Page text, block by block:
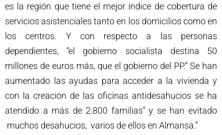
es la región que tiene el mejor índice de cobertura de
servicios asistenciales tanto en los domicilios como en
los centros. Y con respecto a las personas
dependientes, “el gobierno socialista destina 50
millones de euros más, que el gobierno del PP.” Se han
aumentado las ayudas para acceder a la vivienda y
con la creación de las oficinas antidesahucios se ha
atendido a más de 2.800 familias” y se han evitado
muchos desahucios, varios de ellos en Almansa.”